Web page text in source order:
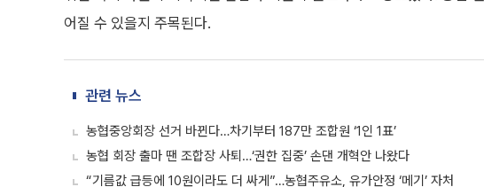
어질 수 있을지 주목된다.
관련 뉴스
농협중앙회장 선거 바뀐다…차기부터 187만 조합원 ‘1인 1표’
농협 회장 출마 땐 조합장 사퇴…‘권한 집중’ 손댄 개혁안 나왔다
“기름값 급등에 10원이라도 더 싸게”…농협주유소, 유가안정 ‘메기’ 자처